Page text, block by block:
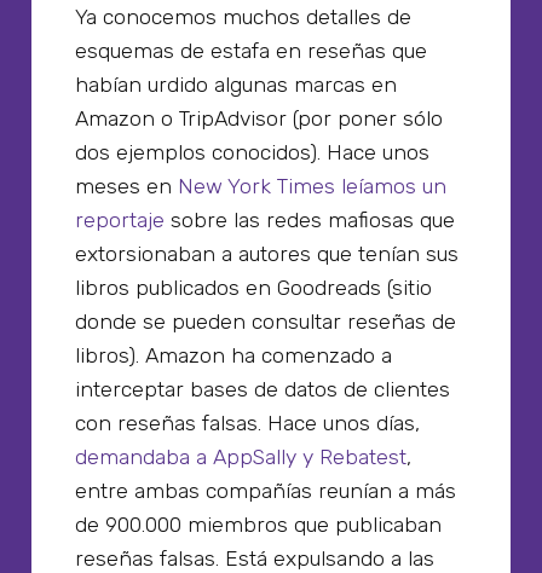
Ya conocemos muchos detalles de
esquemas de estafa en reseñas que
habían urdido algunas marcas en
Amazon o TripAdvisor (por poner sólo
dos ejemplos conocidos). Hace unos
meses en New York Times leíamos un
reportaje sobre las redes mafiosas que
extorsionaban a autores que tenían sus
libros publicados en Goodreads (sitio
donde se pueden consultar reseñas de
libros). Amazon ha comenzado a
interceptar bases de datos de clientes
con reseñas falsas. Hace unos días,
demandaba a AppSally y Rebatest,
entre ambas compañías reunían a más
de 900.000 miembros que publicaban
reseñas falsas. Está expulsando a las